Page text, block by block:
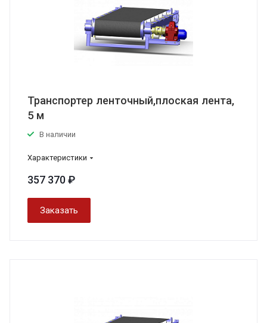
Транспортер ленточный,плоская лента,
5 м
В наличии
Характеристики
357 370 ₽
Заказать